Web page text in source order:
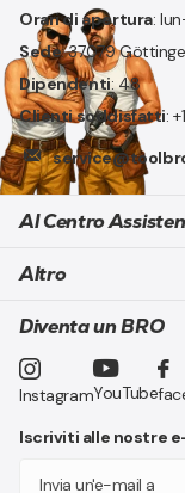
Orari di apertura:
Sede: 37079
Dipendenti: 48
Clienti soddisfatti:
Al Centro
Altro
Diventa un BRO
InstagramYouTube
Iscriviti alle nostre